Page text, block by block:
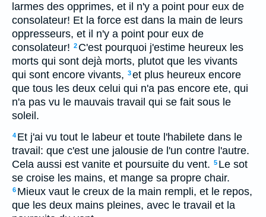
larmes des opprimes, et il n'y a point pour eux de
consolateur! Et la force est dans la main de leurs
oppresseurs, et il n'y a point pour eux de
consolateur! 2 C'est pourquoi j'estime heureux les
morts qui sont dejà morts, plutot que les vivants
qui sont encore vivants, 3et plus heureux encore
que tous les deux celui qui n'a pas encore ete, qui
n'a pas vu le mauvais travail qui se fait sous le
soleil.
4 Et j'ai vu tout le labeur et toute l'habilete dans le
travail: que c'est une jalousie de l'un contre l'autre.
Cela aussi est vanite et poursuite du vent. 5 Le sot
se croise les mains, et mange sa propre chair.
6 Mieux vaut le creux de la main rempli, et le repos,
que les deux mains pleines, avec le travail et la